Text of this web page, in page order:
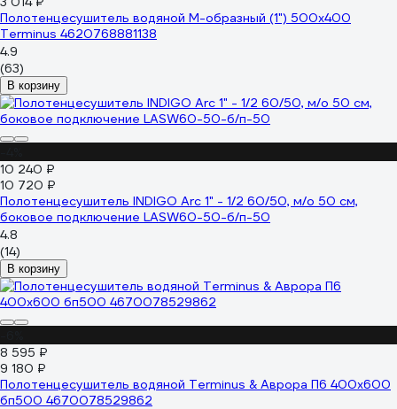
Полотенцесушитель водяной М-образный (1") 500x400
Terminus 4620768881138
4.9
(63)
В корзину
10 240 ₽
10 720 ₽
Полотенцесушитель INDIGO Arc 1" - 1/2 60/50, м/о 50 см,
боковое подключение LASW60-50-б/п-50
4.8
(14)
В корзину
8 595 ₽
9 180 ₽
Полотенцесушитель водяной Terminus & Аврора П6 400x600
бп500 4670078529862